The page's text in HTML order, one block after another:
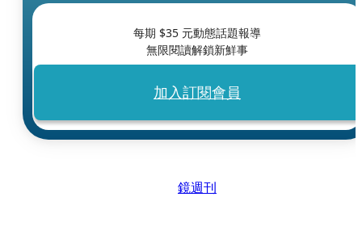
每期 $35 元動態話題報導
無限閱讀解鎖新鮮事
加入訂閱會員
鏡週刊